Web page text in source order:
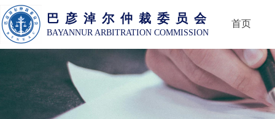
巴 彦 淖 尔 仲 裁 委 员 会
BAYANNUR ARBITRATION COMMISSION
首页